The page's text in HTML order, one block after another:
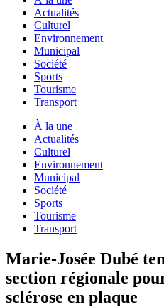
Actualités
Culturel
Environnement
Municipal
Société
Sports
Tourisme
Transport
À la une
Actualités
Culturel
Environnement
Municipal
Société
Sports
Tourisme
Transport
Marie-Josée Dubé
section régionale
sclérose en plaque